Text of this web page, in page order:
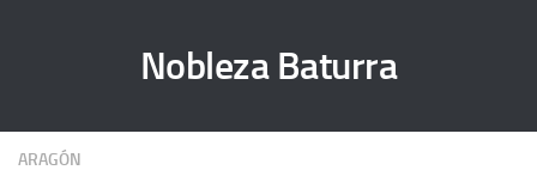
Nobleza Baturra
ARAGÓN